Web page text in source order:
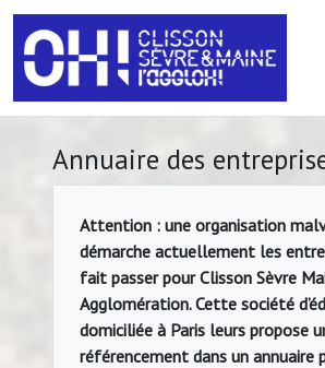
Annuaire des
Attention : une organisation
démarche actuellement les
fait passer pour Clisson Sèvre
Agglomération. Cette société
domiciliée à Paris leurs propose
référencement dans un annuaire